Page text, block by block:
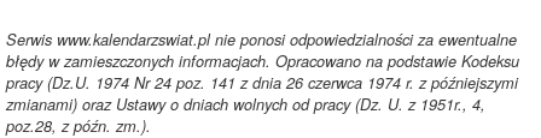
Serwis www.kalendarzswiat.pl nie ponosi odpowiedzialności za ewentualne
błędy w zamieszczonych informacjach. Opracowano na podstawie Kodeksu
pracy (Dz.U. 1974 Nr 24 poz. 141 z dnia 26 czerwca 1974 r. z późniejszymi
zmianami) oraz Ustawy o dniach wolnych od pracy (Dz. U. z 1951r., 4,
poz.28, z późn. zm.).